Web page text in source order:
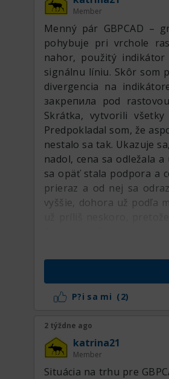
Member
Menný pár GBPCAD –
pohybuje pri vrchole
nahor, použitý
signálnu líniu. Skôr som
divergencia na
закрепила pod
Skrátka, vytvorili
Predpokladal som, že
nestalo sa tak. Ukazuje
nadol, cena sa odležala
sa opäť stala podpora a
prieraz a od nej sa
vyššie, dohora už podľa
zóna predaja. Indikátor
niekde nie uprostred,
nižší časový rámec
podpora zmenila na
porastie, pretože ak sa
P?i sa mi (2)
2 týždne ago
katrina21
Member
Situácia na trhu pre